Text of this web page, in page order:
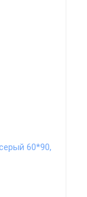
60*90,